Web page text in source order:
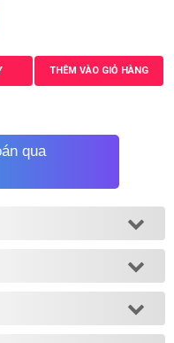
THÊM VÀO GIỎ HÀNG
qua